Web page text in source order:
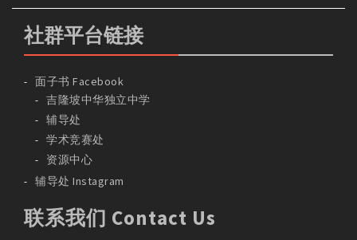
社群平台链接
面子书 Facebook
吉隆坡中华独立中学
辅导处
学术竞赛处
资源中心
辅导处 Instagram
联系我们 Contact Us